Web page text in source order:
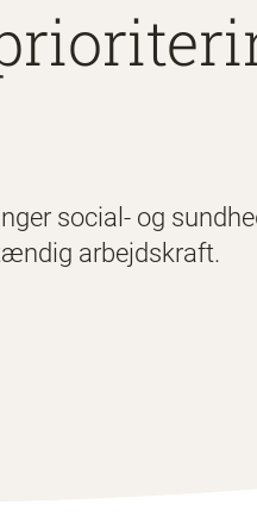
social- og
arbejdskraft.